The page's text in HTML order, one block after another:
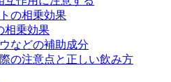
の相乗効果
相乗効果
などの補助成分
の注意点と正しい飲み方